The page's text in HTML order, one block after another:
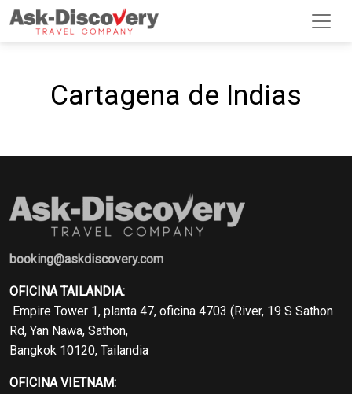
Cartagena de Indias
booking@askdiscovery.com
OFICINA TAILANDIA:
Empire Tower 1, planta 47, oficina 4703 (River, 19 S Sathon
Rd, Yan Nawa, Sathon,
Bangkok 10120, Tailandia
OFICINA VIETNAM: